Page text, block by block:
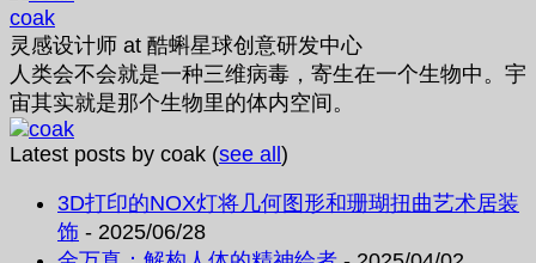
coak
灵感设计师 at 酷蝌星球创意研发中心
人类会不会就是一种三维病毒，寄生在一个生物中。宇
宙其实就是那个生物里的体内空间。
Latest posts by coak (see all)
3D打印的NOX灯将几何图形和珊瑚扭曲艺术居装
饰 - 2025/06/28